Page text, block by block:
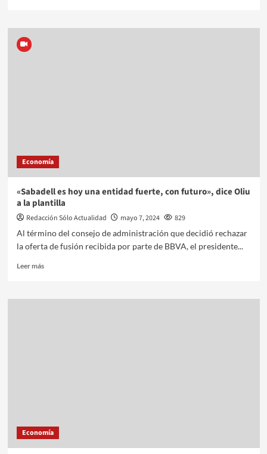
Economía
«Sabadell es hoy una entidad fuerte, con futuro», dice Oliu
a la plantilla
Redacción Sólo Actualidad mayo 7, 2024
829
Al término del consejo de administración que decidió rechazar
la oferta de fusión recibida por parte de BBVA, el presidente...
Leer más
Economía